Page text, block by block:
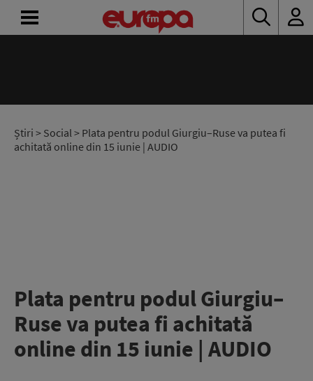
Știri > Social> Plata pentru podul Giurgiu–Ruse va putea fi
achitată online din 15 iunie | AUDIO
Plata pentru podul Giurgiu–
Ruse va putea fi achitată
online din 15 iunie | AUDIO
RADIO